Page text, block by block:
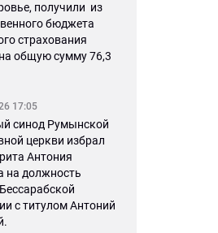
получили из
бюджета
страхования
общую сумму 76,3
17:05
синод Румынской
церкви избрал
Антония
на должность
с титулом Антоний